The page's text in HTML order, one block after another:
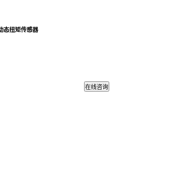
态扭矩传感器